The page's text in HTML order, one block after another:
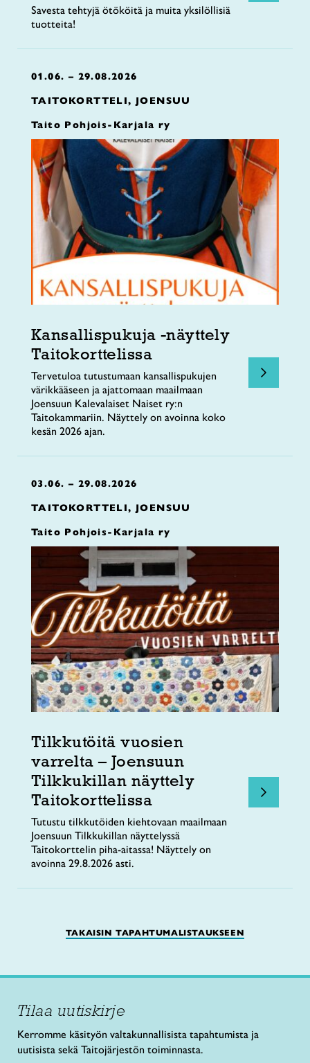
Savesta tehtyjä ötököitä ja muita yksilöllisiä
tuotteita!
01.06. – 29.08.2026
TAITOKORTTELI, JOENSUU
Taito Pohjois-Karjala ry
Kansallispukuja -näyttely
Taitokorttelissa
Tervetuloa tutustumaan kansallispukujen
värikkääseen ja ajattomaan maailmaan
Joensuun Kalevalaiset Naiset ry:n
Taitokammariin. Näyttely on avoinna koko
kesän 2026 ajan.
03.06. – 29.08.2026
TAITOKORTTELI, JOENSUU
Taito Pohjois-Karjala ry
Tilkkutöitä vuosien
varrelta – Joensuun
Tilkkukillan näyttely
Taitokorttelissa
Tutustu tilkkutöiden kiehtovaan maailmaan
Joensuun Tilkkukillan näyttelyssä
Taitokorttelin piha-aitassa! Näyttely on
avoinna 29.8.2026 asti.
TAKAISIN TAPAHTUMALISTAUKSEEN
Tilaa uutiskirje
Kerromme käsityön valtakunnallisista tapahtumista ja
uutisista sekä Taitojärjestön toiminnasta.